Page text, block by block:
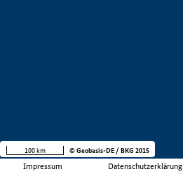
Impressum Datenschutzerklärung
100 km © Geobasis-DE / BKG 2015